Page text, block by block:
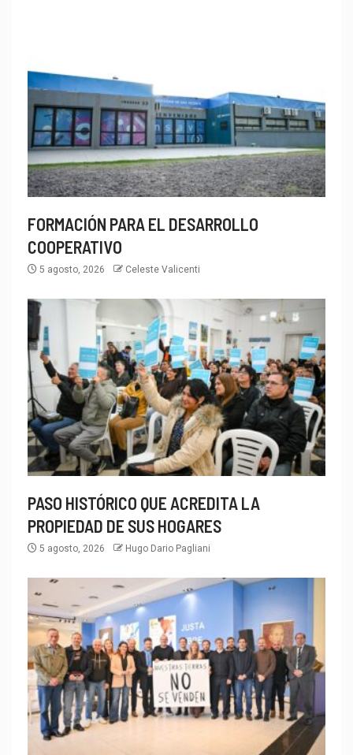
FORMACIÓN PARA EL DESARROLLO
COOPERATIVO
5 agosto, 2026 Celeste Valicenti
PASO HISTÓRICO QUE ACREDITA LA
PROPIEDAD DE SUS HOGARES
5 agosto, 2026 Hugo Dario Pagliani